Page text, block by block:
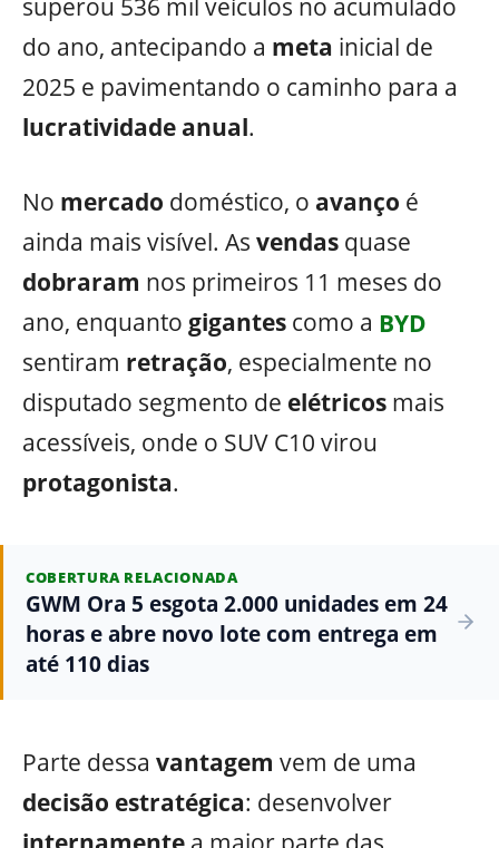
superou 536 mil veículos no acumulado
do ano, antecipando a meta inicial de
2025 e pavimentando o caminho para a
lucratividade anual.
No mercado doméstico, o avanço é
ainda mais visível. As vendas quase
dobraram nos primeiros 11 meses do
ano, enquanto gigantes como a BYD
sentiram retração, especialmente no
disputado segmento de elétricos mais
acessíveis, onde o SUV C10 virou
protagonista.
COBERTURA RELACIONADA
GWM Ora 5 esgota 2.000 unidades em 24
horas e abre novo lote com entrega em
até 110 dias
Parte dessa vantagem vem de uma
decisão estratégica: desenvolver